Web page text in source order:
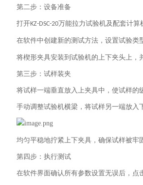
第二步：设备准备
打开KZ-DSC-20万能拉力试验机及配套计算
在软件中创建新的测试方法，设置试验类
将楔形夹具安装到试验机的上下夹头上，
第三步：试样装夹
将试样一端垂直放入上夹具中，使试样的
手动调整试验机横梁，将试样另一端放入
均匀平稳地拧紧上下夹具，确保试样被牢
第四步：执行测试
在软件界面确认所有参数设置无误后，点